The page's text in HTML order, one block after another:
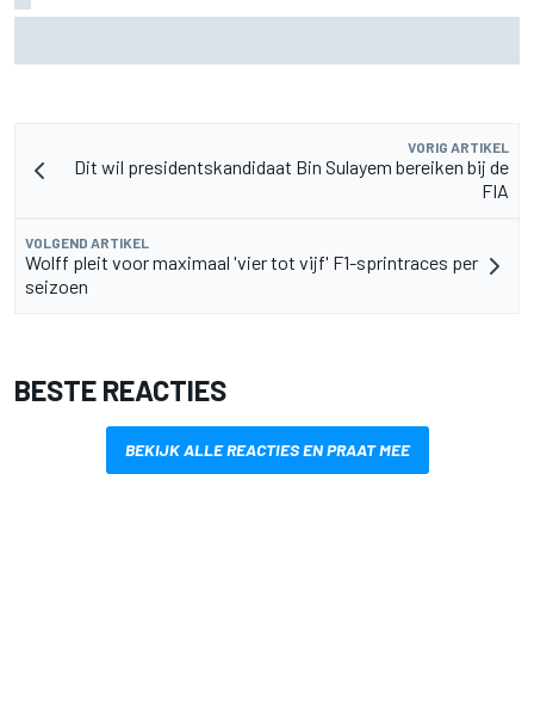
VORIG ARTIKEL
Dit wil presidentskandidaat Bin Sulayem bereiken bij de
FIA
VOLGEND ARTIKEL
Wolff pleit voor maximaal 'vier tot vijf' F1-sprintraces per
seizoen
BESTE REACTIES
BEKIJK ALLE REACTIES EN PRAAT MEE